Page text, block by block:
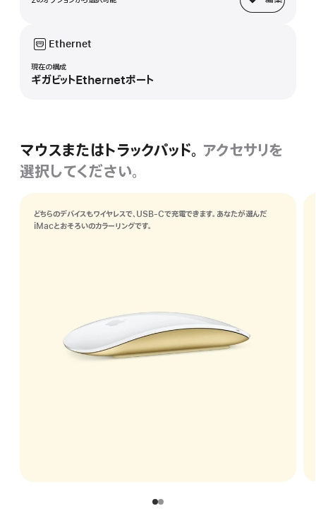
ベース
Ethernet
現在の構成
ギガビットEthernetポート
マウスまたはトラックパッド。 アクセサリを
選択してください。
どちらのデバイスもワイヤレスで、USB-Cで充電できます。あなたが選んだ
iMacとおそろいのカラーリングです。